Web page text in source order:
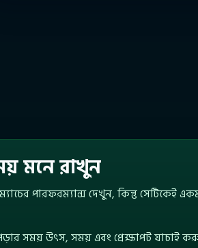
মনে রাখুন
পারফরম্যান্স দেখুন, কিন্তু সেটিকেই
সময় উৎস, সময় এবং প্রেক্ষাপট যাচাই